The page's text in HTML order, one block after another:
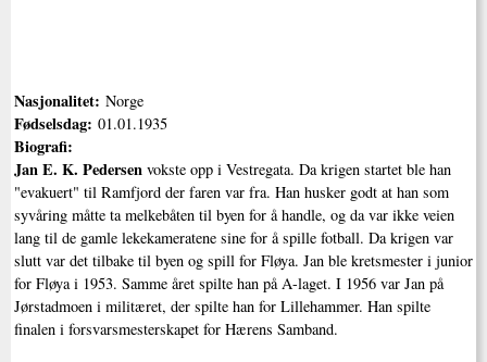
Nasjonalitet: Norge
Fødselsdag: 01.01.1935
Biografi:
Jan E. K. Pedersen vokste opp i Vestregata. Da krigen startet ble han
"evakuert" til Ramfjord der faren var fra. Han husker godt at han som
syvåring måtte ta melkebåten til byen for å handle, og da var ikke veien
lang til de gamle lekekameratene sine for å spille fotball. Da krigen var
slutt var det tilbake til byen og spill for Fløya. Jan ble kretsmester i junior
for Fløya i 1953. Samme året spilte han på A-laget. I 1956 var Jan på
Jørstadmoen i militæret, der spilte han for Lillehammer. Han spilte
finalen i forsvarsmesterskapet for Hærens Samband.